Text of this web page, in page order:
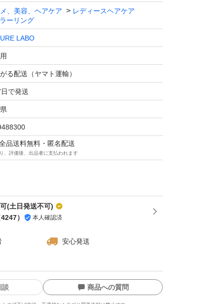
、美容、ヘアケア
レディースヘアケア
ーリング
LABO
る配送（ヤマト運輸）
で発送
品送料無料・匿名配送
、評価後、出品者に支払われます
(土日発送不可)
4247） 本人確認済
安心発送
談 商品への質問